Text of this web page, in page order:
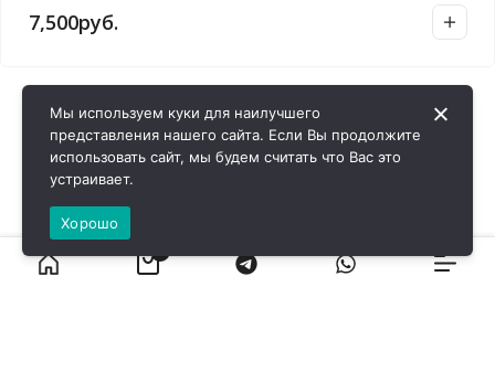
7,500руб.
Мы используем куки для наилучшего
представления нашего сайта. Если Вы продолжите
использовать сайт, мы будем считать что Вас это
устраивает.
Хорошо